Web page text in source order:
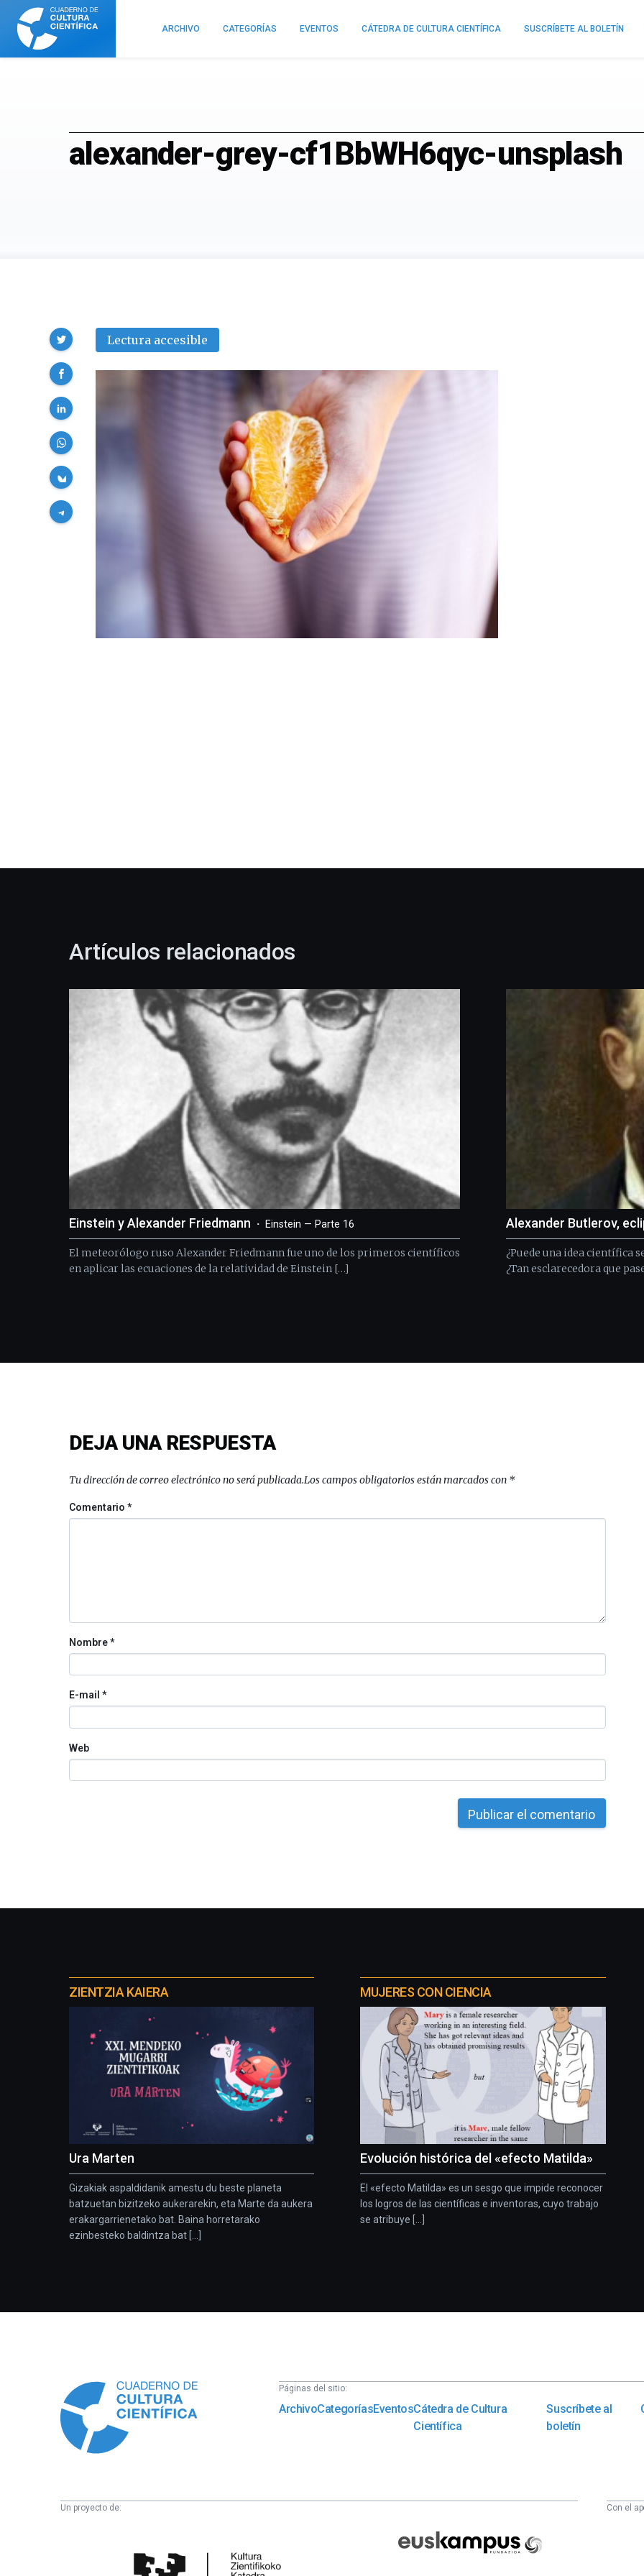
Cuaderno
Cultura
Científica
ARCHIVO CATEGORÍAS EVENTOS CÁTEDRA DE CULTURA CIENTÍFICA SUSCRÍBETE AL BOLETÍN
alexander-grey-cf1BbWH6qyc-unsplash
Lectura accesible
Compartir
Artículos relacionados
Einstein y Alexander Friedmann Einstein — Parte 16
El meteorólogo ruso Alexander Friedmann fue uno de los primeros científicos
en aplicar las ecuaciones de la relatividad de Einstein […]
Alexander Butlerov,
¿Puede una idea científica
¿Tan esclarecedora que
DEJA UNA RESPUESTA
Tu dirección de correo electrónico no será publicada.Los campos obligatorios están marcados con *
Comentario*
Nombre*
E-mail *
Web
proyectos
ZIENTZIA KAIERA
Ura Marten
Gizakiak aspaldidanik amestu du beste planeta
batzuetan bizitzeko aukerarekin, eta Marte da aukera
erakargarrienetako bat. Baina horretarako
ezinbesteko baldintza bat [...]
MUJERES CON CIENCIA
Evolución histórica del «efecto Matilda»
El «efecto Matilda» es un sesgo que impide reconocer
los logros de las científicas e inventoras, cuyo trabajo
se atribuye [...]
Páginas del sitio:
ArchivoCategoríasEventosCátedra de Cultura
Científica
Suscríbete al
boletín
Un proyecto de:
Fundazioa
Con el